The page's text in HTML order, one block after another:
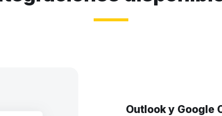
Outlook y Google